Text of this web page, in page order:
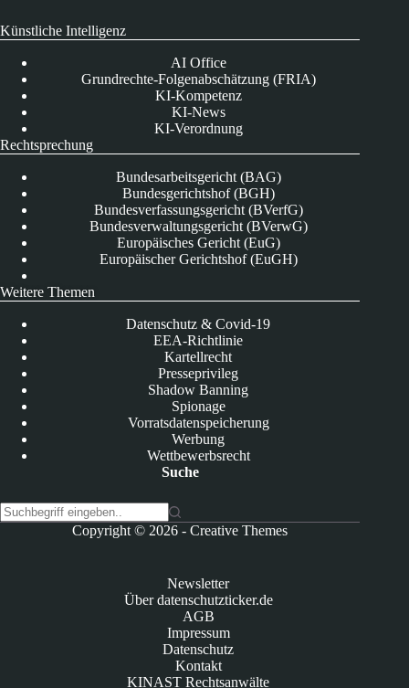
Künstliche Intelligenz
AI Office
Grundrechte-Folgenabschätzung (FRIA)
KI-Kompetenz
KI-News
KI-Verordnung
Rechtsprechung
Bundesarbeitsgericht (BAG)
Bundesgerichtshof (BGH)
Bundesverfassungsgericht (BVerfG)
Bundesverwaltungsgericht (BVerwG)
Europäisches Gericht (EuG)
Europäischer Gerichtshof (EuGH)
Weitere Themen
Datenschutz & Covid-19
EEA-Richtlinie
Kartellrecht
Presseprivileg
Shadow Banning
Spionage
Vorratsdatenspeicherung
Werbung
Wettbewerbsrecht
Suche
Copyright © 2026 -Creative Themes
Newsletter
Über datenschutzticker.de
AGB
Impressum
Datenschutz
Kontakt
KINAST Rechtsanwälte